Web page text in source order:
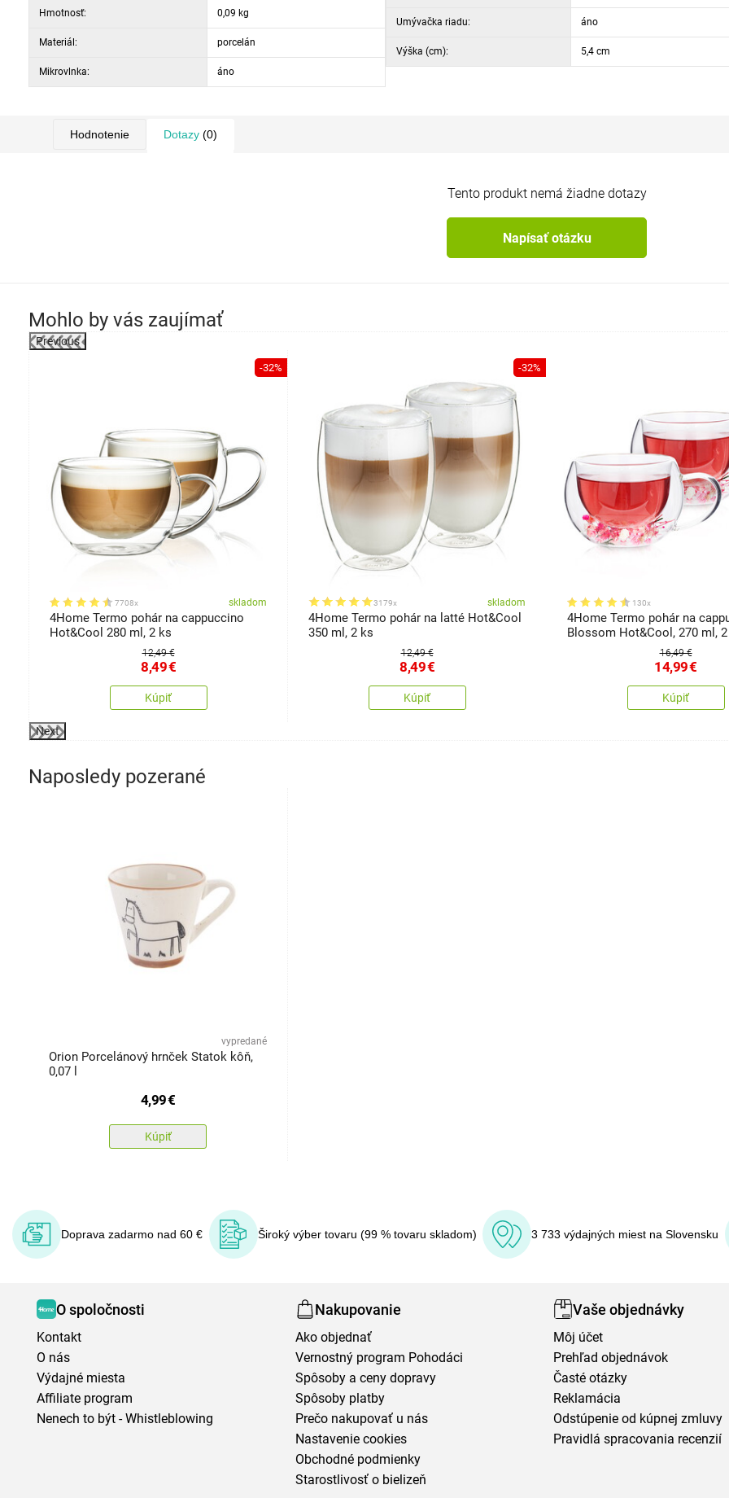
Hmotnosť: 0,09 kg
Materiál: porcelán
Mikrovlnka: áno
Umývačka riadu: áno
Výška (cm): 5,4 cm
Hodnotenie Dotazy (0)
Tento produkt nemá žiadne dotazy
Napísať otázku
Mohlo by vás zaujímať
Previous
-32%
7708x skladom
4Home Termo pohár na cappuccino
Hot&Cool 280 ml, 2 ks
12,49 €
8,49€
Kúpiť
-32%
3179x skladom
4Home Termo pohár na latté Hot&Cool
350 ml, 2 ks
12,49 €
8,49€
Kúpiť
130x
4Home Termo pohár na
Blossom Hot&Cool, 270 ml,
16,49 €
14,99€
Kúpiť
Next
Naposledy pozerané
vypredané
Orion Porcelánový hrnček Statok kôň,
0,07 l
4,99€
Kúpiť
Doprava zadarmo nad 60 € Široký výber tovaru (99 % tovaru skladom) 3 733 výdajných miest na Slovensku
O spoločnosti
Kontakt
O nás
Výdajné miesta
Affiliate program
Nenech to být - Whistleblowing
Nakupovanie
Ako objednať
Vernostný program Pohodáci
Spôsoby a ceny dopravy
Spôsoby platby
Prečo nakupovať u nás
Nastavenie cookies
Obchodné podmienky
Starostlivosť o bielizeň
Vaše objednávky
Môj účet
Prehľad objednávok
Časté otázky
Reklamácia
Odstúpenie od kúpnej zmluvy
Pravidlá spracovania recenzií